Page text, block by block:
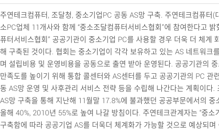
주연테크컴퓨터, 조달청, 중소기업PC 공동 AS망 구축. 주연테크컴퓨터(
소PC업체 11개사와 함께 “중소조달컴퓨터서비스협회”에 참여한다고 밝
퓨터서비스협회” 공공기관이 중소기업 PC를 사용할 경우 더욱 더 체계
해 구축된 것이다. 협회는 중소기업이 각각 보유하고 있는 AS 네트워크
며 설립비용 및 운영비용을 공동으로 출연 받아 운영된다. 공공기관의
만족도를 높이기 위해 통합 콜센터와 AS센터를 두고 공공기관의 PC 관
동 AS망 운영 및 사후관리 서비스 전략 등을 수립해 나간다는 계획이다.
AS망 구축을 통해 지난해 11월말 17.8%에 불과했던 공공부문에서의 중
올해 40%, 2010년 55%로 높여 나갈 방침이다. 주연테크관계자는 “중소
구축함에 따라 공공기업 AS를 더욱더 체계화가 가능할 것으로 예상되며